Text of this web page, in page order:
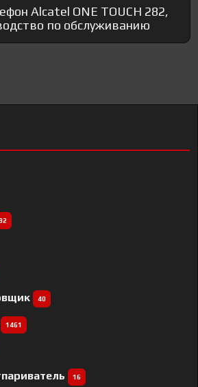
Alcatel ONE TOUCH 282,
по обслуживанию
40
1461
16